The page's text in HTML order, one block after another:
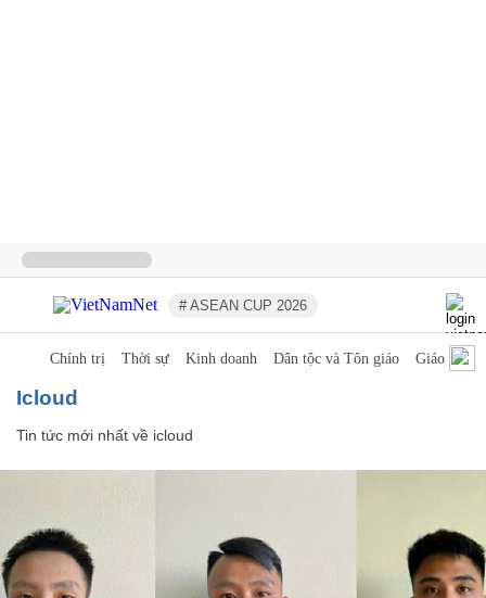
# ASEAN CUP 2026
Chính trị Thời sự Kinh doanh Dân tộc và Tôn giáo Giáo dục
icloud
Tin tức mới nhất về icloud